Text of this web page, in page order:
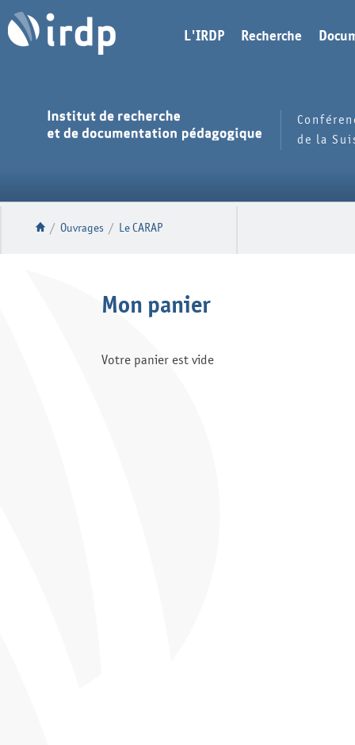
L'IRDP Recherche
de la
/ Ouvrages / Le CARAP
Mon panier
Votre panier est vide